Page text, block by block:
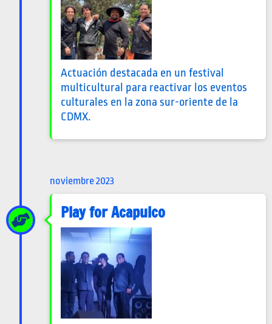
Actuación destacada en un festival
multicultural para reactivar los eventos
culturales en la zona sur-oriente de la
CDMX.
noviembre 2023
Play for Acapulco